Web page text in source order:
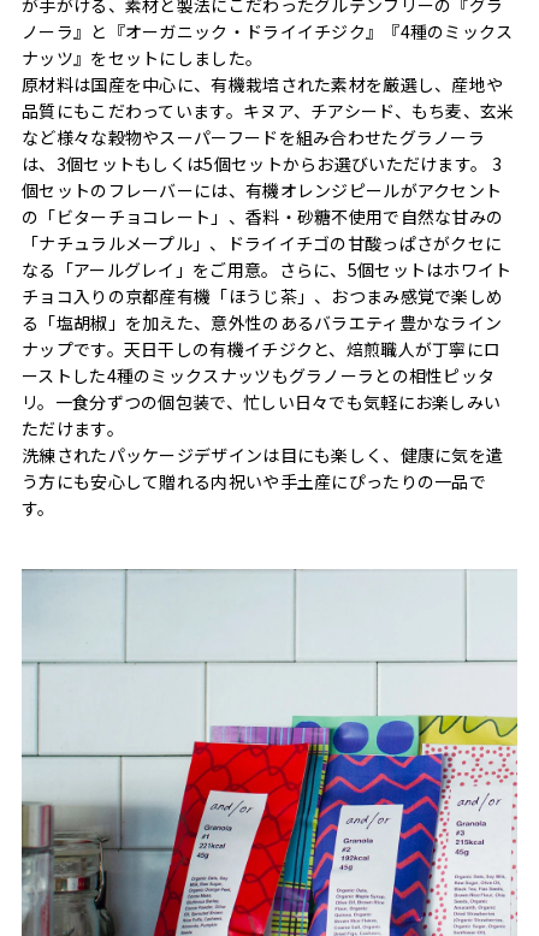
ノーラ』と『オーガニック・ドライイチジク』『4種のミックス
ナッツ』をセットにしました。
原材料は国産を中心に、有機栽培された素材を厳選し、産地や
品質にもこだわっています。キヌア、チアシード、もち麦、玄米
など様々な穀物やスーパーフードを組み合わせたグラノーラ
は、3個セットもしくは5個セットからお選びいただけます。 3
個セットのフレーバーには、有機オレンジピールがアクセント
の「ビターチョコレート」、香料・砂糖不使用で自然な甘みの
「ナチュラルメープル」、ドライイチゴの甘酸っぱさがクセに
なる「アールグレイ」をご用意。さらに、5個セットはホワイト
チョコ入りの京都産有機「ほうじ茶」、おつまみ感覚で楽しめ
る「塩胡椒」を加えた、意外性のあるバラエティ豊かなライン
ナップです。天日干しの有機イチジクと、焙煎職人が丁寧にロ
ーストした4種のミックスナッツもグラノーラとの相性ピッタ
リ。一食分ずつの個包装で、忙しい日々でも気軽にお楽しみい
ただけます。
洗練されたパッケージデザインは目にも楽しく、健康に気を遣
う方にも安心して贈れる内祝いや手土産にぴったりの一品で
す。